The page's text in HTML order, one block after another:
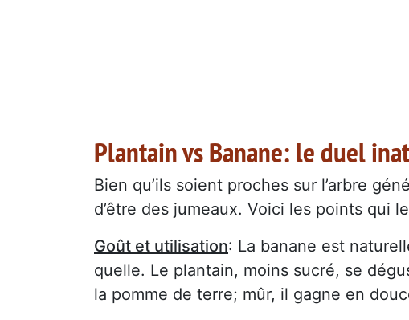
Plantain vs Banane: le duel
Bien qu’ils soient proches sur l’arbre
d’être des jumeaux. Voici les points qui
Goût et utilisation: La banane est
quelle. Le plantain, moins sucré, se
la pomme de terre; mûr, il gagne en